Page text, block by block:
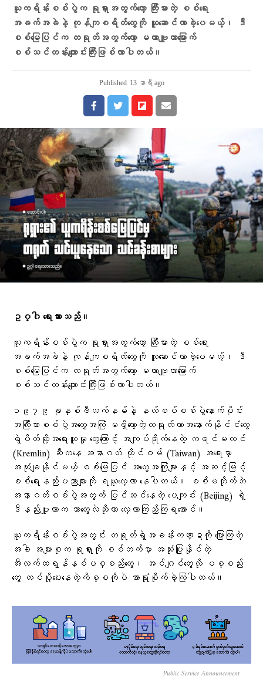
ယူကရိန်းစစ်ပွဲက ရုရှားအတွက်တော့ ကြီးမားတဲ့ စစ်ရေး
အခက်အခဲနဲ့ ကုန်ကျစရိတ်တွေကို ယူဆောင်လာခဲ့ပေမယ့်၊ ဒီ
စစ်မြေပြင်က တရုတ်အတွက်တော့ မဟာဗျူဟာမြောက်
စစ်သင်တန်းကျောင်းကြီးဖြစ်လာပါတယ်။
Published 13 နာရီ ago
ဥဂ္ဂါ ရေးသားသည်။
ယူကရိန်းစစ်ပွဲက ရုရှားအတွက်တော့ ကြီးမားတဲ့ စစ်ရေး
အခက်အခဲနဲ့ ကုန်ကျစရိတ်တွေကို ယူဆောင်လာခဲ့ပေမယ့်၊ ဒီ
စစ်မြေပြင်က တရုတ်အတွက်တော့ မဟာဗျူဟာမြောက်
စစ်သင်တန်းကျောင်းကြီးဖြစ်လာပါတယ်။
၁၉၇၉ ခုနှစ်ဗီယက်နမ်နဲ့ နယ်စပ်စစ်ပွဲနောက်ပိုင်း
အကြီးစားစစ်ပွဲအတွေ့အကြုံ မရှိတော့တဲ့တရုတ်ဟာအနောက်နိုင်ငံတွေ
ရဲ့ပိတ်ဆို့အရေးယူမှု တွေကြောင့် အကျပ်ရိုက်နေတဲ့ ကရင်မလင်
(Kremlin) ဆီကနေ အနာဂတ် ထိုင်ဝမ် (Taiwan) အရေးမှာ
အသုံးချနိုင်မယ့် စစ်မြေပြင် အတွေ့အကြုံများနှင့် အဆင့်မြင့်
စစ်ရေးနည်းပညာများကို ရယူလေ့လာ နေပါတယ်။ စစ်မတိုက်ဘဲ
အနာဂတ်စစ်ပွဲအတွက် ပြင်ဆင်နေတဲ့ ပေကျင်း (Beijing) ရဲ့
ဒီနည်းဗျူဟာက ဘာတွေလဲဆိုတာ လေ့လာကြည့်ကြရအောင်။
ယူကရိန်းစစ်ပွဲအတွင်း တရုတ်ရဲ့အခန်းကဏ္ဍကို ပြောကြတဲ့
အခါ အများစုက ရုရှားကို စစ်ဘက်မှာ အသုံးပြုနိုင်တဲ့
အီလက်ထရွန်နစ်ပစ္စည်းတွေ၊ အင်ဂျင်တွေလို ပစ္စည်း
တွေ တင်ပို့ပေးနေတဲ့ကိစ္စကိုပဲ အာရုံစိုက်ခဲ့ကြပါတယ်။
Public Service Announcement